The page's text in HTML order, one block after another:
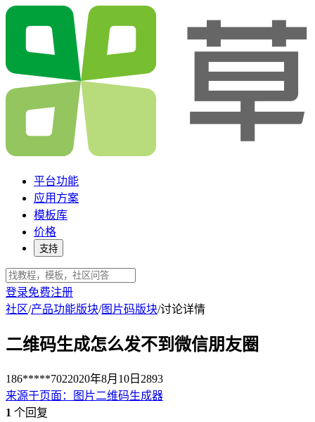
平台功能
应用方案
模板库
价格
支持
登录免费注册
社区/产品功能版块/图片码版块/讨论详情
二维码生成怎么发不到微信朋友圈
186*****7022020年8月10日 2893
来源于页面 ：
图片二维码生成器
1 个回复